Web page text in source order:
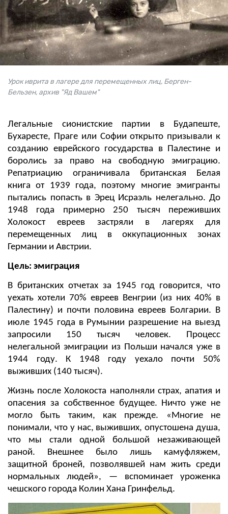
Урок иврита в лагере для перемещенных лиц, Берген-
Бельзен, архив "Яд Вашем"
Легальные сионистские партии в Будапеште,
Бухаресте, Праге или Софии открыто призывали к
созданию еврейского государства в Палестине и
боролись за право на свободную эмиграцию.
Репатриацию ограничивала британская Белая
книга от 1939 года, поэтому многие эмигранты
пытались попасть в Эрец Исраэль нелегально. До
1948 года примерно 250 тысяч переживших
Холокост евреев застряли в лагерях для
перемещенных лиц в оккупационных зонах
Германии и Австрии.
Цель: эмиграция
В британских отчетах за 1945 год говорится, что
уехать хотели 70% евреев Венгрии (из них 40% в
Палестину) и почти половина евреев Болгарии. В
июле 1945 года в Румынии разрешение на выезд
запросили 150 тысяч человек. Процесс
нелегальной эмиграции из Польши начался уже в
1944 году. К 1948 году уехало почти 50%
выживших (140 тысяч).
Жизнь после Холокоста наполняли страх, апатия и
опасения за собственное будущее. Ничто уже не
могло быть таким, как прежде. «Многие не
понимали, что у нас, выживших, опустошена душа,
что мы стали одной большой незаживающей
раной. Внешнее было лишь камуфляжем,
защитной броней, позволявшей нам жить среди
нормальных людей», — вспоминает уроженка
чешского города Колин Хана Гринфельд.